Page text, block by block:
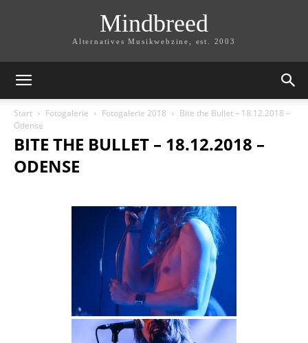
Mindbreed
Alternatives Musikwebzine, est. 2003
Start Fotogalerie Fotogalerie 2018
Bite the Bullet – 18.12.2018 –
Odense
BITE THE BULLET – 18.12.2018 –
ODENSE